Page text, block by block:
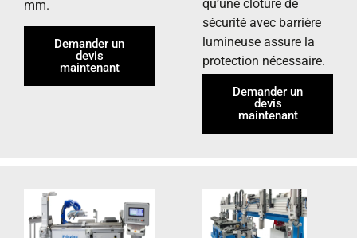
mm.
Demander un
devis
maintenant
qu’une clôture de
sécurité avec barrière
lumineuse assure la
protection nécessaire.
Demander un
devis
maintenant